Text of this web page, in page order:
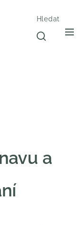
Hledat
a